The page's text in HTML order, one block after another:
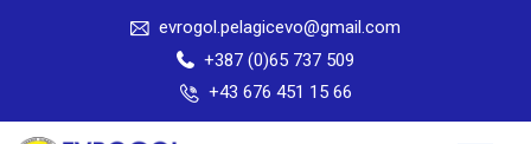
evrogol.pelagicevo@gmail.com
+387 (0)65 737 509
+43 676 451 15 66